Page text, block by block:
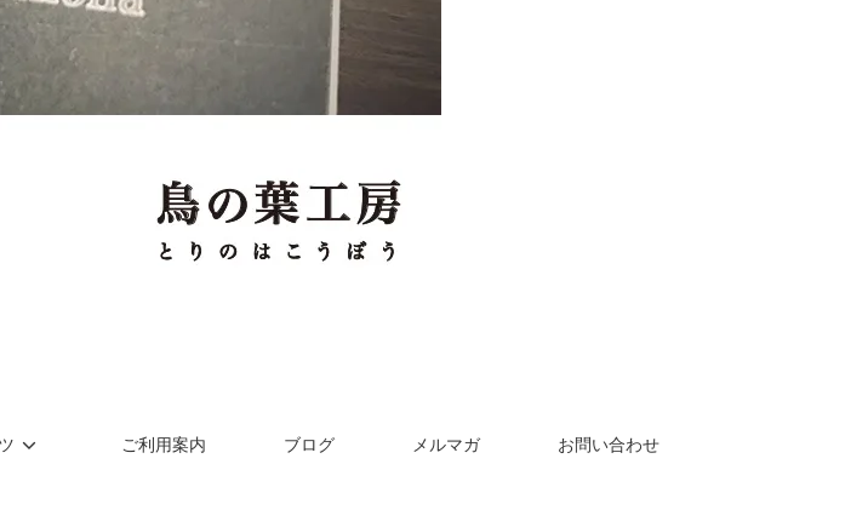
ご利用案内 ブログ メルマガ お問い合わせ